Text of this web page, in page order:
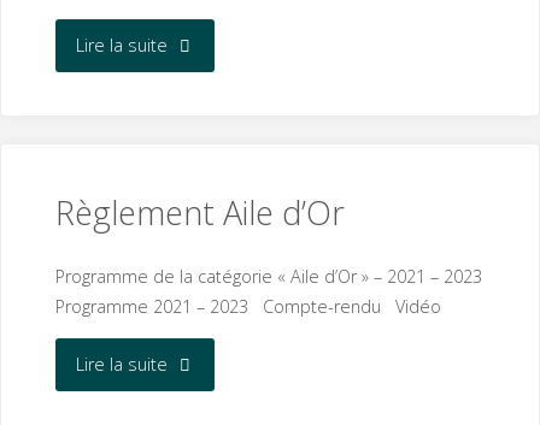
Lire la suite"PHOTOS
Règlement Aile d’Or
Programme de la catégorie « Aile d’Or » – 2021 – 2023
Programme 2021 – 2023 Compte-rendu Vidéo
Lire la suite"Règlement